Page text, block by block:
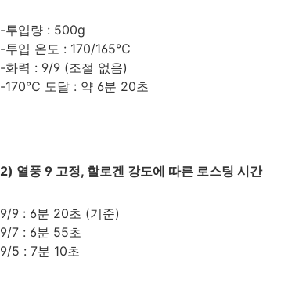
-투입량 : 500g
-투입 온도 : 170/165℃
-화력 : 9/9 (조절 없음)
-170℃ 도달 : 약 6분 20초
2) 열풍 9 고정, 할로겐 강도에 따른 로스팅 시간
9/9 : 6분 20초 (기준)
9/7 : 6분 55초
9/5 : 7분 10초